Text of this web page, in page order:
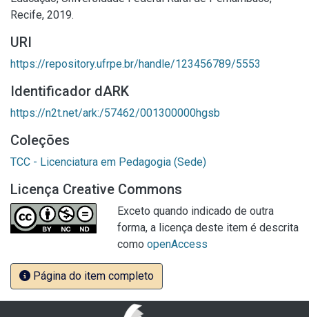
Recife, 2019.
URI
https://repository.ufrpe.br/handle/123456789/5553
Identificador dARK
https://n2t.net/ark:/57462/001300000hgsb
Coleções
TCC - Licenciatura em Pedagogia (Sede)
Licença Creative Commons
Exceto quando indicado de outra
forma, a licença deste item é descrita
como openAccess
Página do item completo